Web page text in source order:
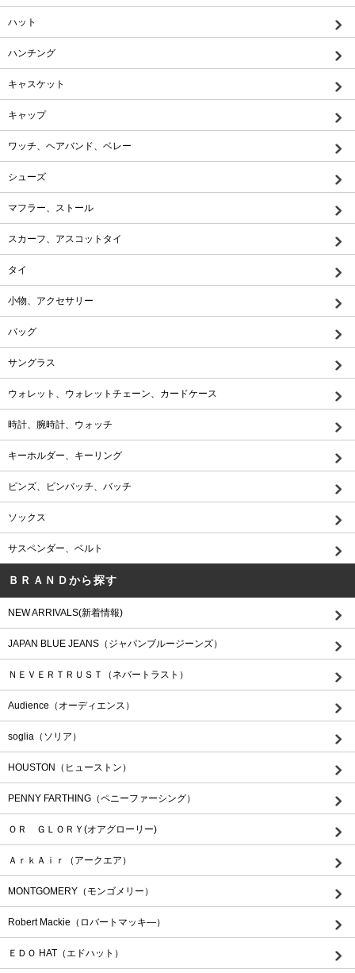
ハット
ハンチング
キャスケット
キャップ
ワッチ、ヘアバンド、ベレー
シューズ
マフラー、ストール
スカーフ、アスコットタイ
タイ
小物、アクセサリー
バッグ
サングラス
ウォレット、ウォレットチェーン、カードケース
時計、腕時計、ウォッチ
キーホルダー、キーリング
ピンズ、ピンバッチ、バッチ
ソックス
サスペンダー、ベルト
ＢＲＡＮＤから探す
NEW ARRIVALS(新着情報)
JAPAN BLUE JEANS（ジャパンブルージーンズ）
ＮＥＶＥＲＴＲＵＳＴ（ネバートラスト）
Audience（オーディエンス）
soglia（ソリア）
HOUSTON（ヒューストン）
PENNY FARTHING（ペニーファーシング）
ＯＲ ＧＬＯＲＹ(オアグローリー)
ＡｒｋＡｉｒ（アークエア）
MONTGOMERY（モンゴメリー）
Robert Mackie（ロバートマッキ―）
ＥＤＯ HAT（エドハット）